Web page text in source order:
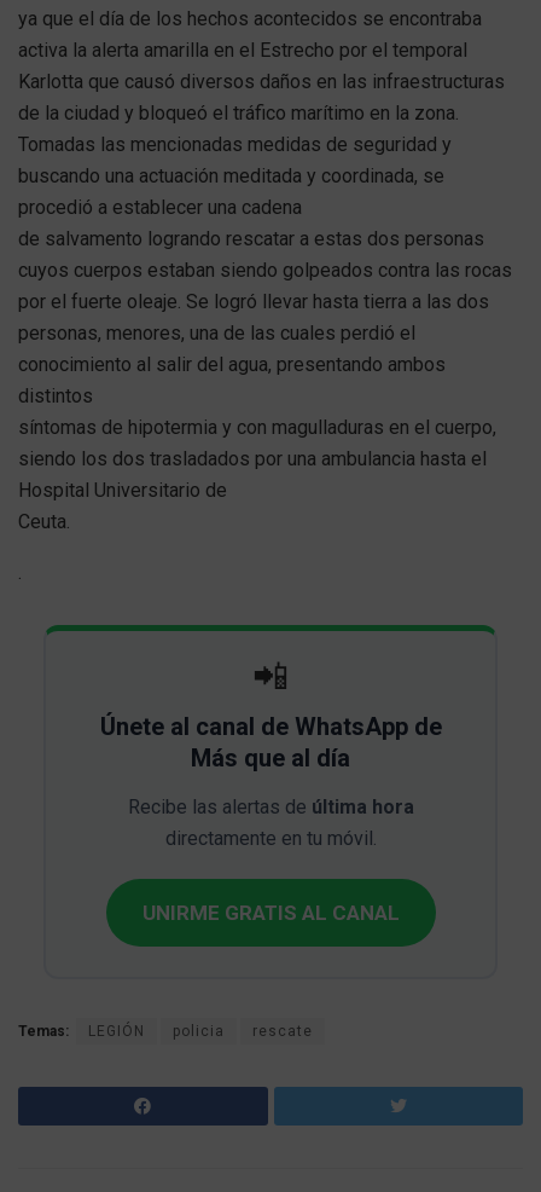
ya que el día de los hechos acontecidos se encontraba
activa la alerta amarilla en el Estrecho por el temporal
Karlotta que causó diversos daños en las infraestructuras
de la ciudad y bloqueó el tráfico marítimo en la zona.
Tomadas las mencionadas medidas de seguridad y
buscando una actuación meditada y coordinada, se
procedió a establecer una cadena
de salvamento logrando rescatar a estas dos personas
cuyos cuerpos estaban siendo golpeados contra las rocas
por el fuerte oleaje. Se logró llevar hasta tierra a las dos
personas, menores, una de las cuales perdió el
conocimiento al salir del agua, presentando ambos
distintos
síntomas de hipotermia y con magulladuras en el cuerpo,
siendo los dos trasladados por una ambulancia hasta el
Hospital Universitario de
Ceuta.
📲
Únete al canal de WhatsApp de
Más que al día
Recibe las alertas de última hora
directamente en tu móvil.
UNIRME GRATIS AL CANAL
Temas: LEGIÓN policia rescate